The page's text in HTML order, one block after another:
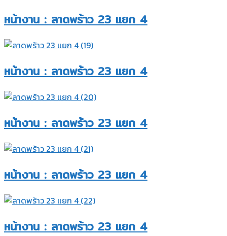
หน้างาน : ลาดพร้าว 23 แยก 4​
หน้างาน : ลาดพร้าว 23 แยก 4​
หน้างาน : ลาดพร้าว 23 แยก 4​
หน้างาน : ลาดพร้าว 23 แยก 4​
หน้างาน : ลาดพร้าว 23 แยก 4​